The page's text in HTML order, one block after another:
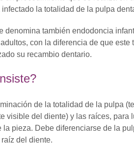
la totalidad de la pulpa
denomina también endodoncia
con la diferencia de que
su recambio dentario.
de la totalidad de la pulpa
visible del diente) y las raíces,
la pieza. Debe diferenciarse de la
del diente.